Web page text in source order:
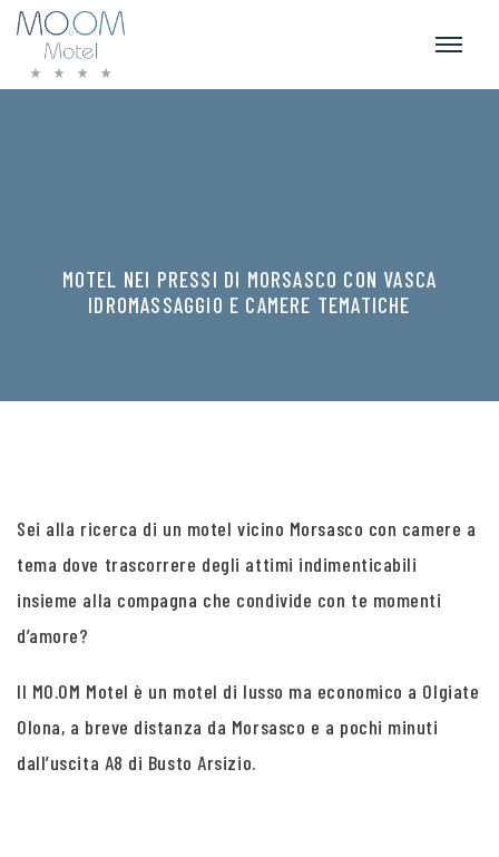
MOTEL NEI PRESSI DI MORSASCO CON VASCA
IDROMASSAGGIO E CAMERE TEMATICHE
Sei alla ricerca di un motel vicino Morsasco con camere a
tema dove trascorrere degli attimi indimenticabili
insieme alla compagna che condivide con te momenti
d’amore?
Il MO.OM Motel è un motel di lusso ma economico a Olgiate
Olona, a breve distanza da Morsasco e a pochi minuti
dall’uscita A8 di Busto Arsizio.